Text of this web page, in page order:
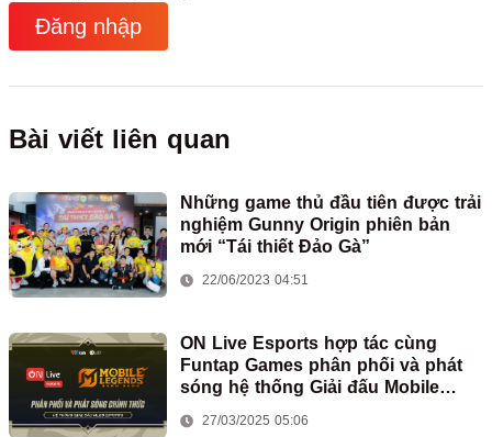
Đăng nhập
Bài viết liên quan
Những game thủ đầu tiên được trải
nghiệm Gunny Origin phiên bản
mới “Tái thiết Đảo Gà”
22/06/2023 04:51
ON Live Esports hợp tác cùng
Funtap Games phân phối và phát
sóng hệ thống Giải đấu Mobile
27/03/2025 05:06